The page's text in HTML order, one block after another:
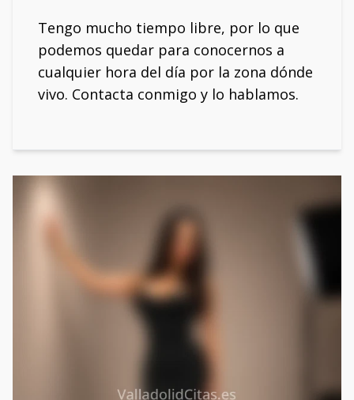
Tengo mucho tiempo libre, por lo que
podemos quedar para conocernos a
cualquier hora del día por la zona dónde
vivo. Contacta conmigo y lo hablamos.